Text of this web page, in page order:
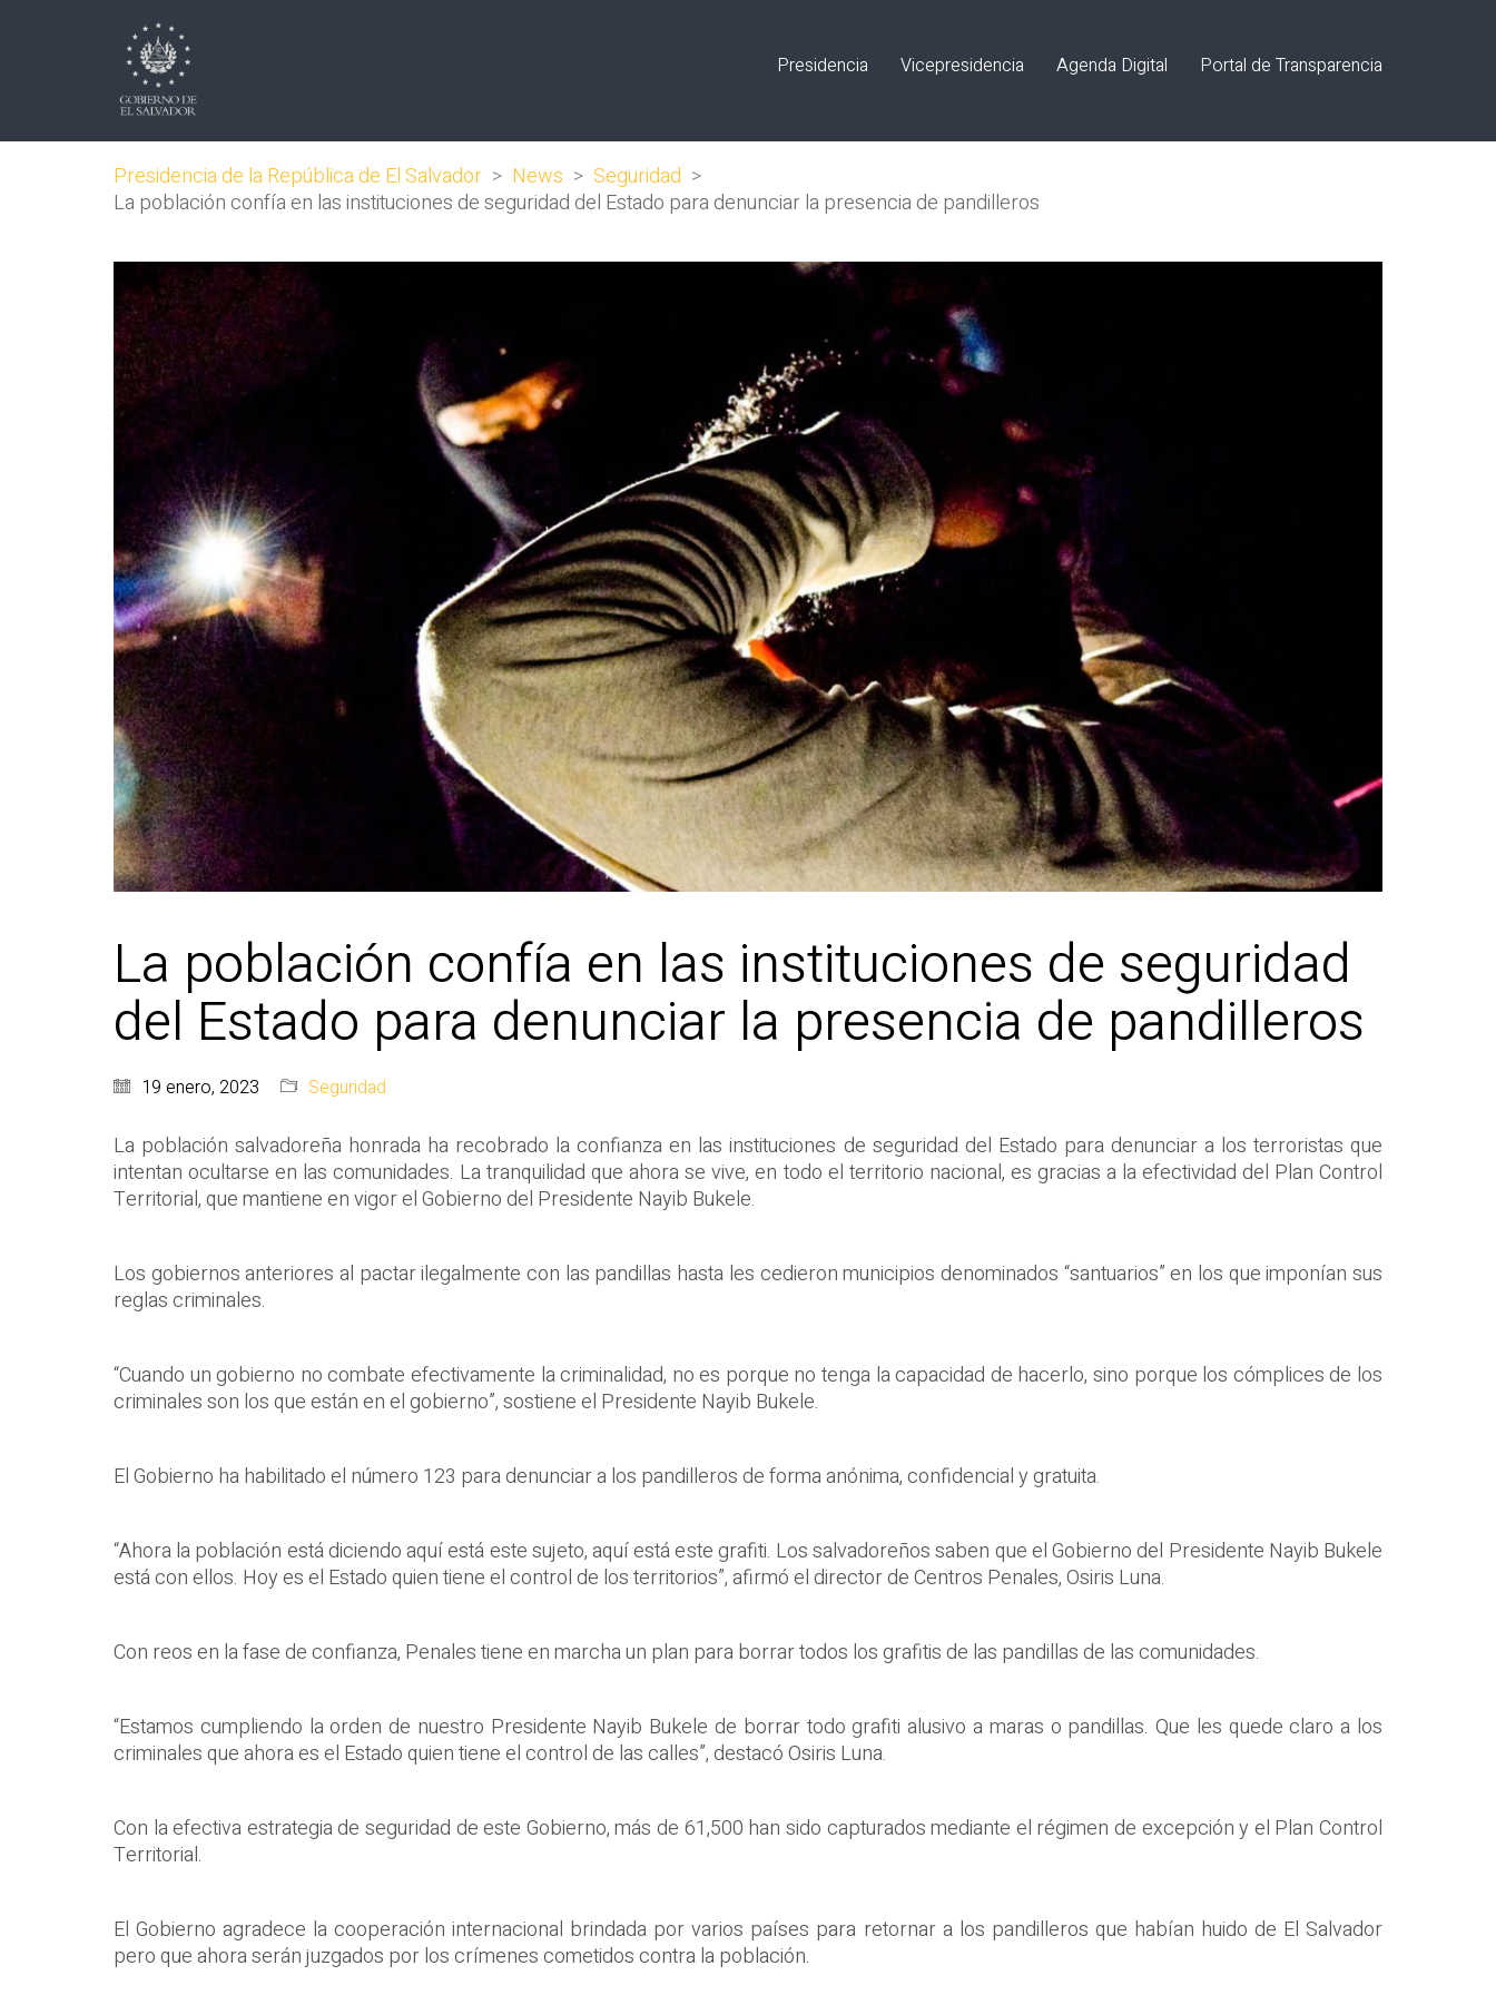
Presidencia Vicepresidencia Agenda Digital Portal de Transparencia
Presidencia de la República de El Salvador > News > Seguridad >
La población confía en las instituciones de seguridad del Estado para denunciar la presencia de pandilleros
La población confía en las instituciones de seguridad
del Estado para denunciar la presencia de pandilleros
19 enero, 2023 Seguridad
La población salvadoreña honrada ha recobrado la confianza en las instituciones de seguridad del Estado para denunciar a los terroristas que
intentan ocultarse en las comunidades. La tranquilidad que ahora se vive, en todo el territorio nacional, es gracias a la efectividad del Plan Control
Territorial, que mantiene en vigor el Gobierno del Presidente Nayib Bukele.
Los gobiernos anteriores al pactar ilegalmente con las pandillas hasta les cedieron municipios denominados “santuarios” en los que imponían sus
reglas criminales.
“Cuando un gobierno no combate efectivamente la criminalidad, no es porque no tenga la capacidad de hacerlo, sino porque los cómplices de los
criminales son los que están en el gobierno”, sostiene el Presidente Nayib Bukele.
El Gobierno ha habilitado el número 123 para denunciar a los pandilleros de forma anónima, confidencial y gratuita.
“Ahora la población está diciendo aquí está este sujeto, aquí está este grafiti. Los salvadoreños saben que el Gobierno del Presidente Nayib Bukele
está con ellos. Hoy es el Estado quien tiene el control de los territorios”, afirmó el director de Centros Penales, Osiris Luna.
Con reos en la fase de confianza, Penales tiene en marcha un plan para borrar todos los grafitis de las pandillas de las comunidades.
“Estamos cumpliendo la orden de nuestro Presidente Nayib Bukele de borrar todo grafiti alusivo a maras o pandillas. Que les quede claro a los
criminales que ahora es el Estado quien tiene el control de las calles”, destacó Osiris Luna.
Con la efectiva estrategia de seguridad de este Gobierno, más de 61,500 han sido capturados mediante el régimen de excepción y el Plan Control
Territorial.
El Gobierno agradece la cooperación internacional brindada por varios países para retornar a los pandilleros que habían huido de El Salvador
pero que ahora serán juzgados por los crímenes cometidos contra la población.